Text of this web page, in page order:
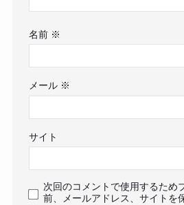
名前 ※
メール ※
サイト
次回のコメントで使用するため
前、メールアドレス、サイトを